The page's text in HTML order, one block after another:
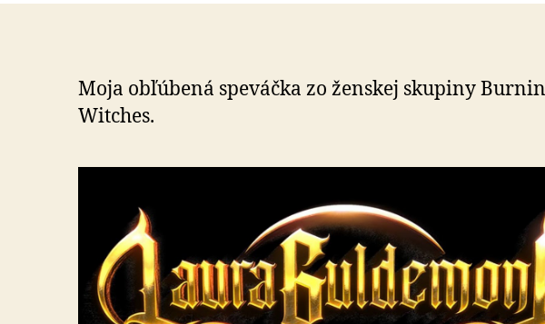
Moja obľúbená speváčka zo ženskej skupiny
Witches.